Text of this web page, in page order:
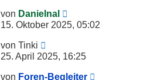
von Danielnal
15. Oktober 2025, 05:02
von Tinki
25. April 2025, 16:25
von Foren-Begleiter